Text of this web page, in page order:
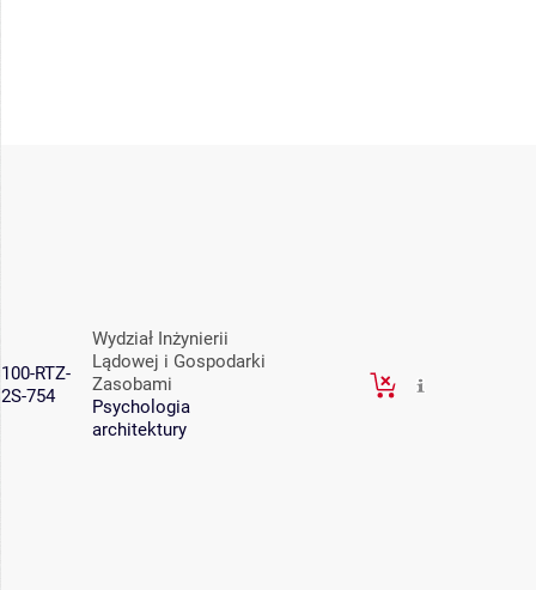
100-RTZ-
2S-754
Wydział Inżynierii
Lądowej i Gospodarki
Zasobami
Psychologia
architektury